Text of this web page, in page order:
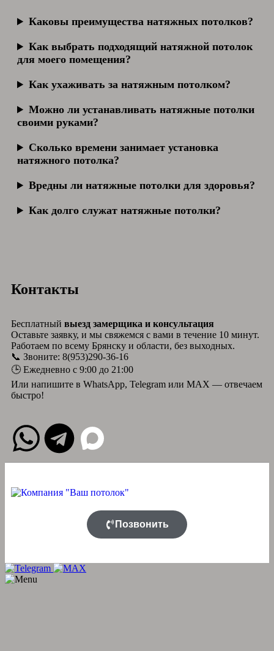
Каковы преимущества натяжных потолков?
Как выбрать подходящий натяжной потолок
для моего помещения?
Как ухаживать за натяжным потолком?
Можно ли устанавливать натяжные потолки
своими руками?
Сколько времени занимает установка
натяжного потолка?
Вредны ли натяжные потолки для здоровья?
Как долго служат натяжные потолки?
Контакты
Бесплатный выезд замерщика и консультация
Оставьте заявку, и мы свяжемся с вами в течение 10 минут.
Работаем по всему Брянску и области, без выходных.
📞 Звоните: 8(953)290-36-16
🕒 Ежедневно с 9:00 до 21:00
Или напишите в WhatsApp, Telegram или MAX — отвечаем
быстро!
Позвонить